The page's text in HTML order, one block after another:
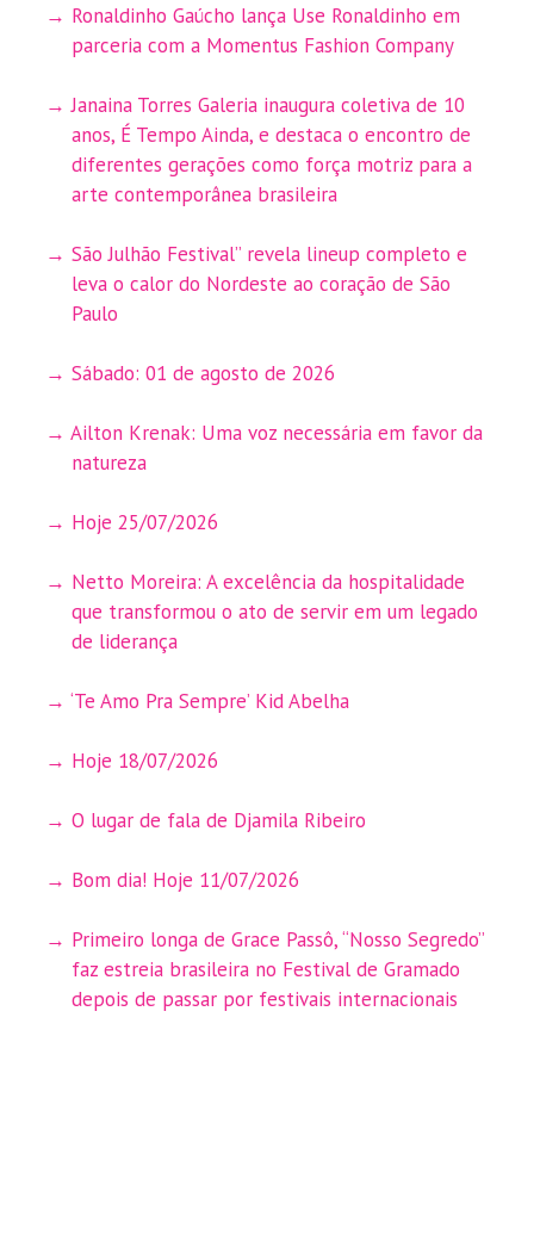
Ronaldinho Gaúcho lança Use Ronaldinho em
parceria com a Momentus Fashion Company
Janaina Torres Galeria inaugura coletiva de 10
anos, É Tempo Ainda, e destaca o encontro de
diferentes gerações como força motriz para a
arte contemporânea brasileira
São Julhão Festival” revela lineup completo e
leva o calor do Nordeste ao coração de São
Paulo
Sábado: 01 de agosto de 2026
Ailton Krenak: Uma voz necessária em favor da
natureza
Hoje 25/07/2026
Netto Moreira: A excelência da hospitalidade
que transformou o ato de servir em um legado
de liderança
‘Te Amo Pra Sempre’ Kid Abelha
Hoje 18/07/2026
O lugar de fala de Djamila Ribeiro
Bom dia! Hoje 11/07/2026
Primeiro longa de Grace Passô, “Nosso Segredo”
faz estreia brasileira no Festival de Gramado
depois de passar por festivais internacionais